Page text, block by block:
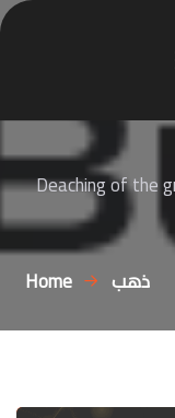
Deaching of the
Home ذهب